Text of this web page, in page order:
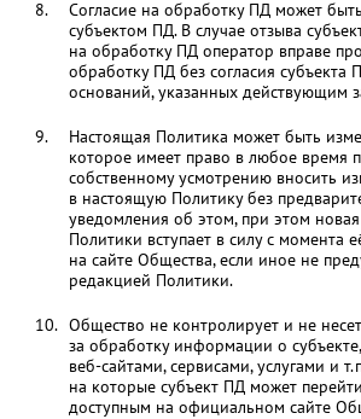
Согласие на обработку ПД может
субъектом ПД. В случае отзыва
на обработку ПД оператор вправе
обработку ПД без согласия субъекта
оснований, указанных действующим
Настоящая Политика может быть
которое имеет право в любое время
собственному усмотрению вносить
в настоящую Политику без
уведомления об этом, при этом
Политики вступает в силу с момента
на сайте Общества, если иное не
редакцией Политики.
Общество не контролирует и не
за обработку информации о
веб-сайтами, сервисами, услугами и
на которые субъект ПД может
доступным на официальном сайте